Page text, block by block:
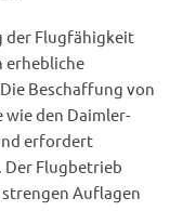
der Flugfähigkeit
erhebliche
Beschaffung von
den Daimler-
erfordert
Flugbetrieb
Auflagen